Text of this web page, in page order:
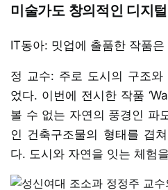
미술가도 창의적인 디지
IT동아: 밋업에 출품한 작품
정 교수: 주로 도시의 구조
었다. 이번에 전시한 작품
볼 수 없는 자연의 풍경인 파
인 건축구조물의 형태를 겹
다. 도시와 자연을 잇는 체험